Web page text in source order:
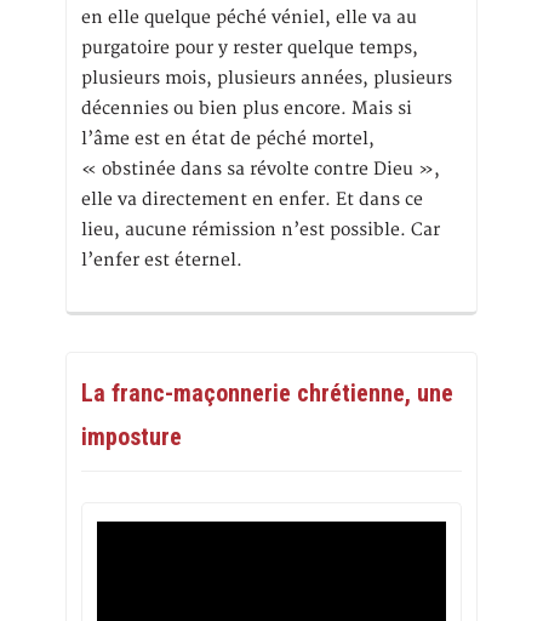
en elle quelque péché véniel, elle va au
purgatoire pour y rester quelque temps,
plusieurs mois, plusieurs années, plusieurs
décennies ou bien plus encore. Mais si
l’âme est en état de péché mortel,
« obstinée dans sa révolte contre Dieu »,
elle va directement en enfer. Et dans ce
lieu, aucune rémission n’est possible. Car
l’enfer est éternel.
La franc-maçonnerie chrétienne, une
imposture